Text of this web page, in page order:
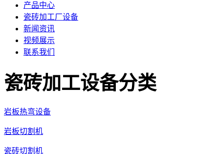
产品中心
瓷砖加工厂设备
新闻资讯
视频展示
联系我们
瓷砖加工设备分类
岩板热弯设备
岩板切割机
瓷砖切割机